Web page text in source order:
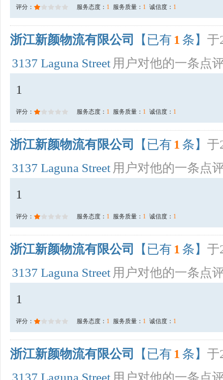
评分： 服务态度： 1 服务质量： 1 诚信度： 1
浙江新颜物流有限公司 【已有 1 条】 于
3137 Laguna Street 用户对他的一条点
1
评分： 服务态度： 1 服务质量： 1 诚信度： 1
浙江新颜物流有限公司 【已有 1 条】 于
3137 Laguna Street 用户对他的一条点
1
评分： 服务态度： 1 服务质量： 1 诚信度： 1
浙江新颜物流有限公司 【已有 1 条】 于
3137 Laguna Street 用户对他的一条点
1
评分： 服务态度： 1 服务质量： 1 诚信度： 1
浙江新颜物流有限公司 【已有 1 条】 于
3137 Laguna Street 用户对他的一条点